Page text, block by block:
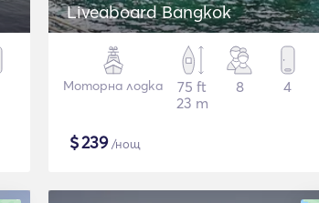
Liveaboard Bangkok
Моторна лодка
75 ft
23 m
8 4
$239/нощ